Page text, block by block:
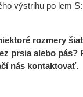
výstrihu po lem
rozmery
prsia alebo pás?
nás kontaktovať.